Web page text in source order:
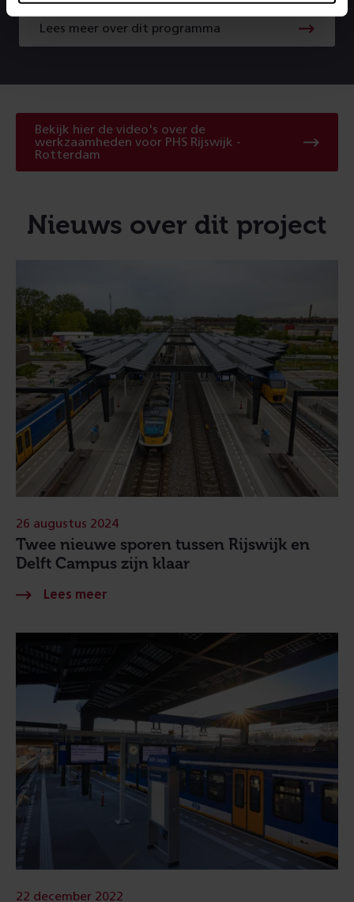
Lees meer over dit programma
Bekijk hier de video's over de
werkzaamheden voor PHS Rijswijk -
Rotterdam
Nieuws over dit project
Twee nieuwe sporen tussen Rijswijk en
Delft Campus zijn klaar
26 augustus 2024
22 december 2022